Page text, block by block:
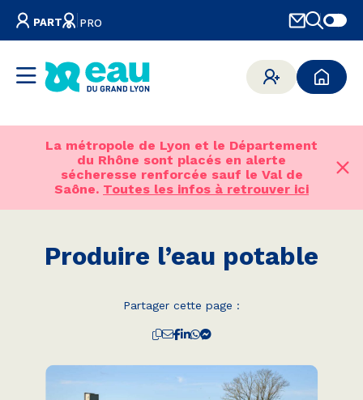
PART PRO
La métropole de Lyon et le Département
du Rhône sont placés en alerte
sécheresse renforcée sauf le Val de
Saône. Toutes les infos à retrouver ici
Produire l’eau potable
Partager cette page :